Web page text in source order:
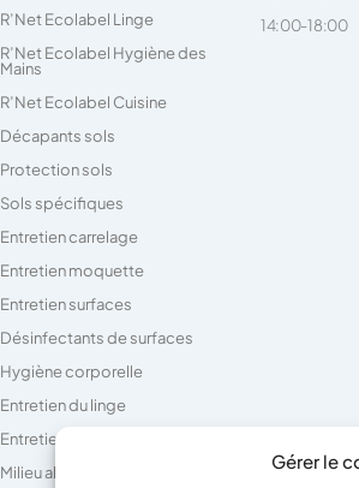
Gérer le
R’Net Ecolabel Linge
R’Net Ecolabel Hygiène des
Mains
R’Net Ecolabel Cuisine
Décapants sols
Protection sols
Sols spécifiques
Entretien carrelage
Entretien moquette
Entretien surfaces
Désinfectants de surfaces
Hygiène corporelle
Entretien du linge
Entretien des sanitaires
Milieu alimentaire
14:00-18:00